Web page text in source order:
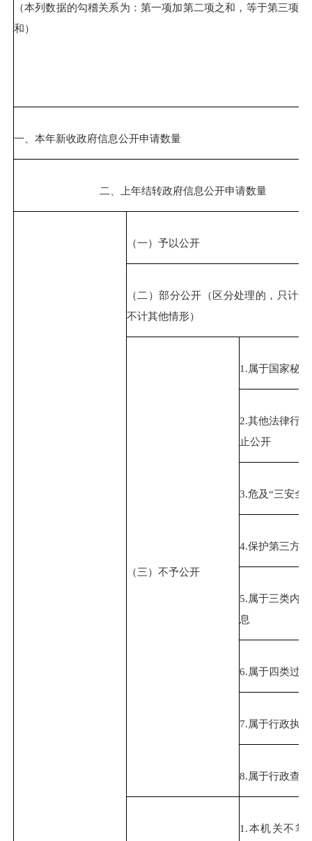
（本列数据的勾稽关系为：第一项加第二项之和，等于第三项
和）
一、本年新收政府信息公开申请数量
二、上年结转政府信息公开申请数量
（一）予以公开
（二）部分公开（区分处理的，只计
不计其他情形）
（三）不予公开
1.属于国家秘密
2.其他法律行
止公开
3.危及“三安全
4.保护第三方
5.属于三类内
息
6.属于四类过
7.属于行政执
8.属于行政查
1.本机关不掌